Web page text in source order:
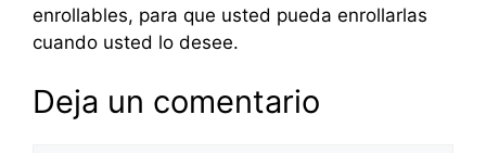
enrollables, para que usted pueda enrollarlas
cuando usted lo desee.
Deja un comentario